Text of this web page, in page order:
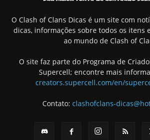
O Clash of Clans Dicas é um site com
dicas, informações sobre todos os itens
ao mundo de Clash of
O site faz parte do Programa de
Supercell; encontre mais
creators.supercell.com/en/
Contato: clashofclans-